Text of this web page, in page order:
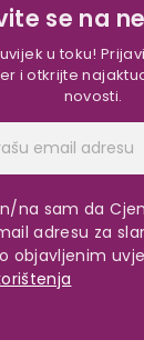
se na
u toku!
i otkrijte
novosti.
na sam da
adresu za
objavljenim